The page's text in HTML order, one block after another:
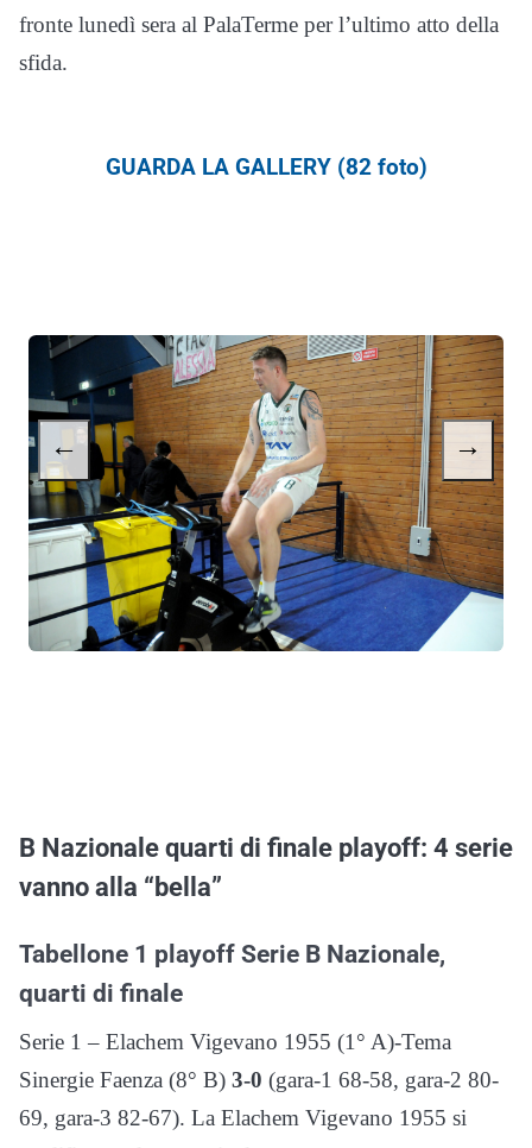
fronte lunedì sera al PalaTerme per l’ultimo atto della
sfida.
GUARDA LA GALLERY (82 foto)
← →
B Nazionale quarti di finale playoff: 4 serie
vanno alla “bella”
Tabellone 1 playoff Serie B Nazionale,
quarti di finale
Serie 1 – Elachem Vigevano 1955 (1° A)-Tema
Sinergie Faenza (8° B) 3-0 (gara-1 68-58, gara-2 80-
69, gara-3 82-67). La Elachem Vigevano 1955 si